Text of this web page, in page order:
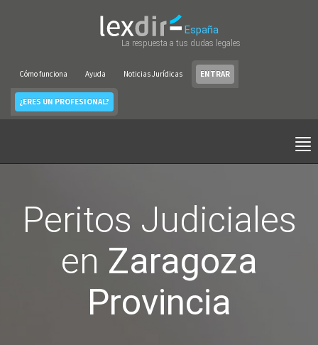
España
La respuesta a tus dudas legales
Cómo funciona Ayuda Noticias Jurídicas ENTRAR
¿ERES UN PROFESIONAL?
Peritos Judiciales
en Zaragoza
Provincia